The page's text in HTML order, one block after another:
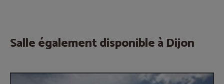
Salle également disponible à Dijon